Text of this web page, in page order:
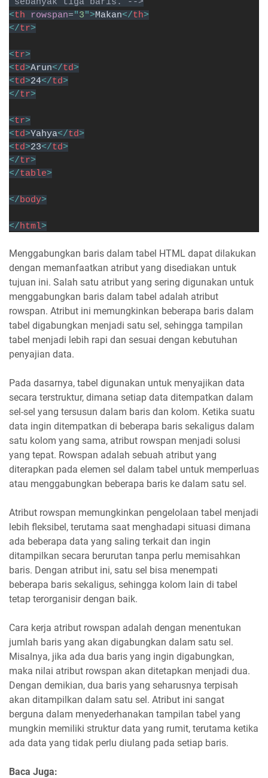
<th rowspan="3">Makan</th>
</tr>
<tr>
<td>Arun</td>
<td>24</td>
</tr>
<tr>
<td>Yahya</td>
<td>23</td>
</tr>
</table>
</body>
</html>
Menggabungkan baris dalam tabel HTML dapat dilakukan
dengan memanfaatkan atribut yang disediakan untuk
tujuan ini. Salah satu atribut yang sering digunakan untuk
menggabungkan baris dalam tabel adalah atribut
rowspan. Atribut ini memungkinkan beberapa baris dalam
tabel digabungkan menjadi satu sel, sehingga tampilan
tabel menjadi lebih rapi dan sesuai dengan kebutuhan
penyajian data.
Pada dasarnya, tabel digunakan untuk menyajikan data
secara terstruktur, dimana setiap data ditempatkan dalam
sel-sel yang tersusun dalam baris dan kolom. Ketika suatu
data ingin ditempatkan di beberapa baris sekaligus dalam
satu kolom yang sama, atribut rowspan menjadi solusi
yang tepat. Rowspan adalah sebuah atribut yang
diterapkan pada elemen sel dalam tabel untuk memperluas
atau menggabungkan beberapa baris ke dalam satu sel.
Atribut rowspan memungkinkan pengelolaan tabel menjadi
lebih fleksibel, terutama saat menghadapi situasi dimana
ada beberapa data yang saling terkait dan ingin
ditampilkan secara berurutan tanpa perlu memisahkan
baris. Dengan atribut ini, satu sel bisa menempati
beberapa baris sekaligus, sehingga kolom lain di tabel
tetap terorganisir dengan baik.
Cara kerja atribut rowspan adalah dengan menentukan
jumlah baris yang akan digabungkan dalam satu sel.
Misalnya, jika ada dua baris yang ingin digabungkan,
maka nilai atribut rowspan akan ditetapkan menjadi dua.
Dengan demikian, dua baris yang seharusnya terpisah
akan ditampilkan dalam satu sel. Atribut ini sangat
berguna dalam menyederhanakan tampilan tabel yang
mungkin memiliki struktur data yang rumit, terutama ketika
ada data yang tidak perlu diulang pada setiap baris.
Baca Juga: